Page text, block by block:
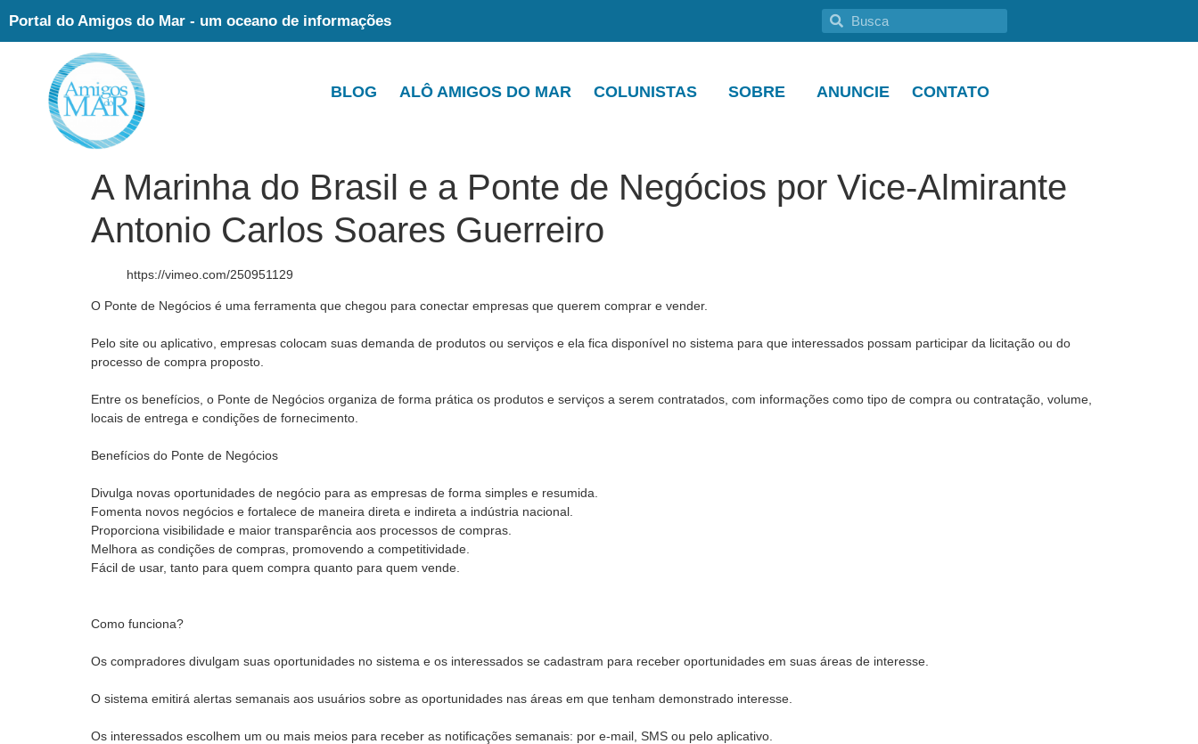
Portal do Amigos do Mar - um oceano de informações
BLOG ALÔ AMIGOS DO MAR COLUNISTAS SOBRE ANUNCIE CONTATO
A Marinha do Brasil e a Ponte de Negócios por Vice-Almirante
Antonio Carlos Soares Guerreiro
https://vimeo.com/250951129
O Ponte de Negócios é uma ferramenta que chegou para conectar empresas que querem comprar e vender.
Pelo site ou aplicativo, empresas colocam suas demanda de produtos ou serviços e ela fica disponível no sistema para que interessados possam participar da licitação ou do
processo de compra proposto.
Entre os benefícios, o Ponte de Negócios organiza de forma prática os produtos e serviços a serem contratados, com informações como tipo de compra ou contratação, volume,
locais de entrega e condições de fornecimento.
Benefícios do Ponte de Negócios
Divulga novas oportunidades de negócio para as empresas de forma simples e resumida.
Fomenta novos negócios e fortalece de maneira direta e indireta a indústria nacional.
Proporciona visibilidade e maior transparência aos processos de compras.
Melhora as condições de compras, promovendo a competitividade.
Fácil de usar, tanto para quem compra quanto para quem vende.
Como funciona?
Os compradores divulgam suas oportunidades no sistema e os interessados se cadastram para receber oportunidades em suas áreas de interesse.
O sistema emitirá alertas semanais aos usuários sobre as oportunidades nas áreas em que tenham demonstrado interesse.
Os interessados escolhem um ou mais meios para receber as notificações semanais: por e-mail, SMS ou pelo aplicativo.